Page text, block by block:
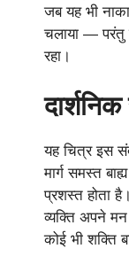
जब यह भी
चलाया — परंतु
रहा।
यह चित्र इस
मार्ग समस्त
प्रशस्त होता
व्यक्ति अपने
कोई भी शक्ति